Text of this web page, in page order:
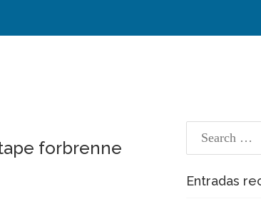
forbrenne
Entradas